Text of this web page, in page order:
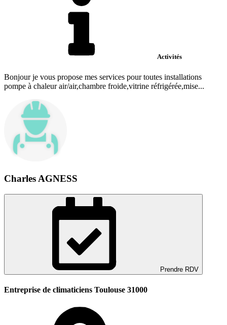
Activités
Bonjour je vous propose mes services pour toutes installations
pompe à chaleur air/air,chambre froide,vitrine réfrigérée,mise...
Charles AGNESS
Prendre RDV
Entreprise de climaticiens Toulouse 31000